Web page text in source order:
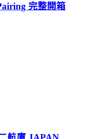
完整開箱